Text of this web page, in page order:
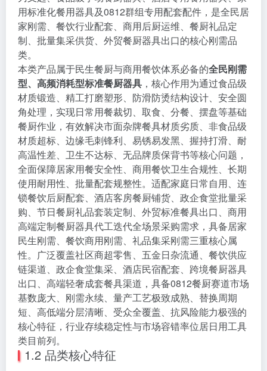
用标准化餐用器具及0812群组专用配套配件，是全民居
家刚需、餐饮行业配套、商用后厨运维、餐厨礼品定
制、批量集采供货、外贸餐厨器具出口的核心刚需品
类。
本类产品属于民生餐厨与商用餐饮体系必备的全民刚需
型、高频消耗型标准餐厨器具 ，核心作用为通过食品级
材质锻造、精工打磨塑形、防滑防烫结构设计、安全圆
角处理，实现日常用餐裁切、取食、分餐、摆盘等基础
餐厨作业，有效解决市面杂牌餐具材质劣质、非食品级
材质超标、边缘毛刺锋利、易锈易发黑、握持打滑、耐
高温性差、卫生不达标、无品牌质保背书等核心问题，
全面保障居家用餐安全性、商用餐饮卫生合规性、长期
使用耐用性、批量配套规整性。适配家庭日常自用、连
锁餐饮后厨配套、酒店客房餐厨铺货、政企食堂批量采
购、节日餐厨礼品套装定制、外贸标准餐具出口、商用
高端定制餐厨器具代工迭代全场景采购需求，具备居家
民生刚需、餐饮商用刚需、礼品集采刚需三重核心属
性。广泛覆盖社区商超零售、五金日杂流通、餐饮供应
链渠道、政企食堂集采、酒店民宿配套、跨境餐厨器具
出口、高端轻奢成套餐具渠道，具备0812餐厨赛道市场
基数庞大、刚需永续、量产工艺极致成熟、替换周期
短、高低端分层清晰、受众全覆盖、抗风险能力极强的
核心特征，行业存续稳定性与市场容错率位居日用工具
类目前列。
1.2 品类核心特征